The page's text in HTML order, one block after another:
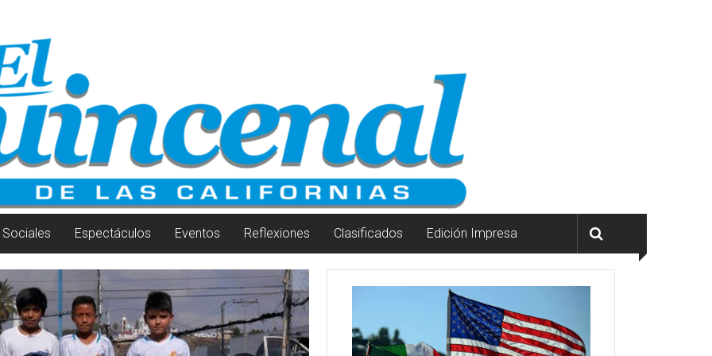
Sociales Espectáculos Eventos Reflexiones Clasificados Edición Impresa